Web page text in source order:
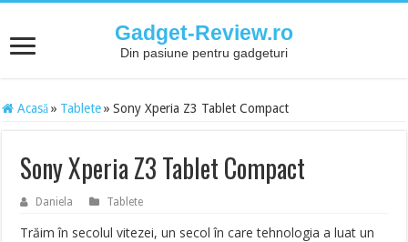
Gadget-Review.ro
Din pasiune pentru gadgeturi
Acasă » Tablete » Sony Xperia Z3 Tablet Compact
Sony Xperia Z3 Tablet Compact
Daniela Tablete
Trăim în secolul vitezei, un secol în care tehnologia a luat un